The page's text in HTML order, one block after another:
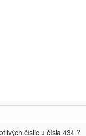
číslic u čísla 434 ?